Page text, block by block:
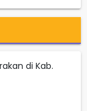
di Kab.